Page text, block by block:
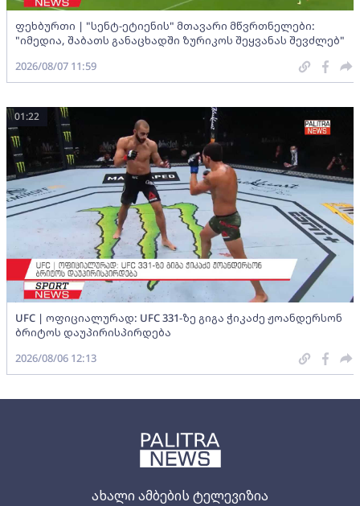
ახალი ამბების ტელევიზია
ფეხბურთი | "სენტ-ეტიენის" მთავარი მწვრთნელები:
"იმედია, შაბათს განაცხადში ზურიკოს შეყვანას შევძლებ"
2026/08/07 11:59
UFC | ოფიციალურად: UFC 331-ზე გიგა ჭიკაძე ჟოანდერსონ
ბრიტოს დაუპირისპირდება
01:22
2026/08/06 12:13